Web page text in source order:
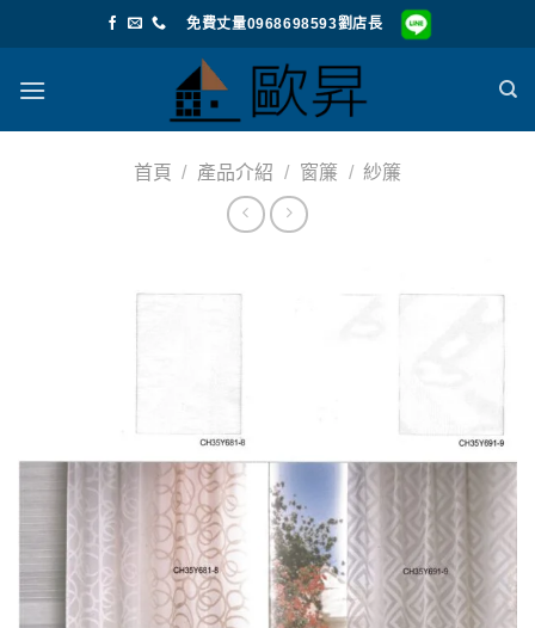
to
免費丈量0968698593劉店長
首頁 / 產品介紹 / 窗簾 / 紗簾